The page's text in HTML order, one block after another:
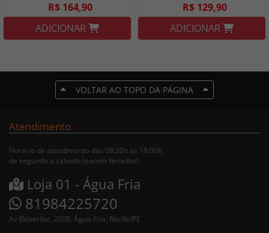
R$ 164,90
ADICIONAR
R$ 129,90
ADICIONAR
VOLTAR AO TOPO DA PÁGINA
Atendimento
Horário de atendimento das 08:30h às 18:00h,
de segunda a sábado (exceto feriados).
Loja 01 - Água Fria
81984225720
Av Beberibe, 2008, Água Fria, Recife/PE